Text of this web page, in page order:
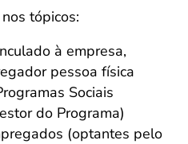
tópicos:
à empresa,
pessoa física
Sociais
do Programa)
(optantes pelo